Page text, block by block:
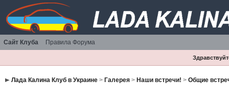
Сайт Клуба Правила Форума
Лада Калина Клуб в Украине> Галерея> Наши встречи! > Общие